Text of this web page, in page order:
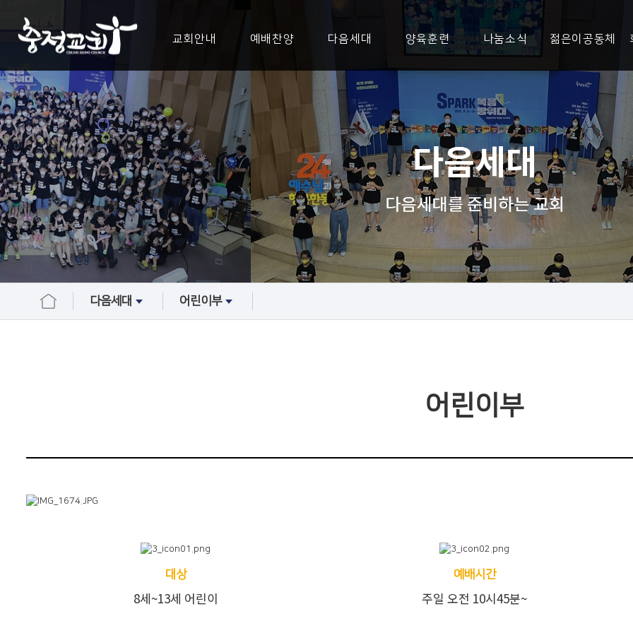
교회안내 예배찬양 다음세대 양육훈련 나눔소식 젊은이공동체
다음세대 어린이부
어린이부
대상
8세~13세 어린이
예배시간
주일 오전 10시45분~